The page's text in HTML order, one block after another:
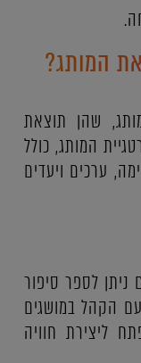
המותג?
שהן תוצאת
המותג, כולל
ערכים ויעדים
ניתן לספר סיפור
הקהל במושגים
ליצירת חוויה